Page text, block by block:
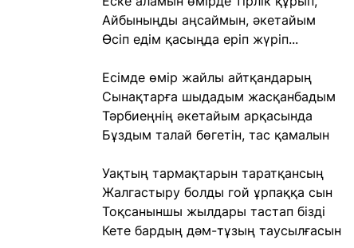
Айбыныңды аңсаймын, әкетайым
Өсіп едім қасыңда еріп жүріп...
Есімде өмір жайлы айтқандарың
Сынақтарға шыдадым жасқанбадым
Тәрбиеңнің әкетайым арқасында
Бұздым талай бөгетін, тас қамалын
Уақтың тармақтарын таратқансың
Жалгастыру болды гой ұрпаққа сын
Тоқсаныншы жылдары тастап бізді
Кете бардың дәм-тұзың таусылғасын